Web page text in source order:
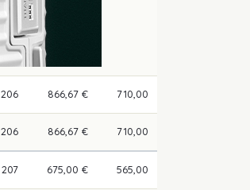
206 866,67 € 710,00
206 866,67 € 710,00
207 675,00 € 565,00